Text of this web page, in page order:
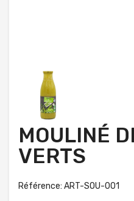
MOULINÉ
VERTS
Référence: ART-SOU-001